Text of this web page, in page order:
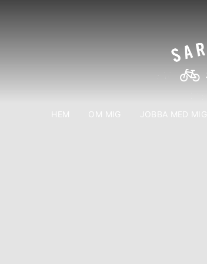
HEM OM MIG JOBBA MED MIG